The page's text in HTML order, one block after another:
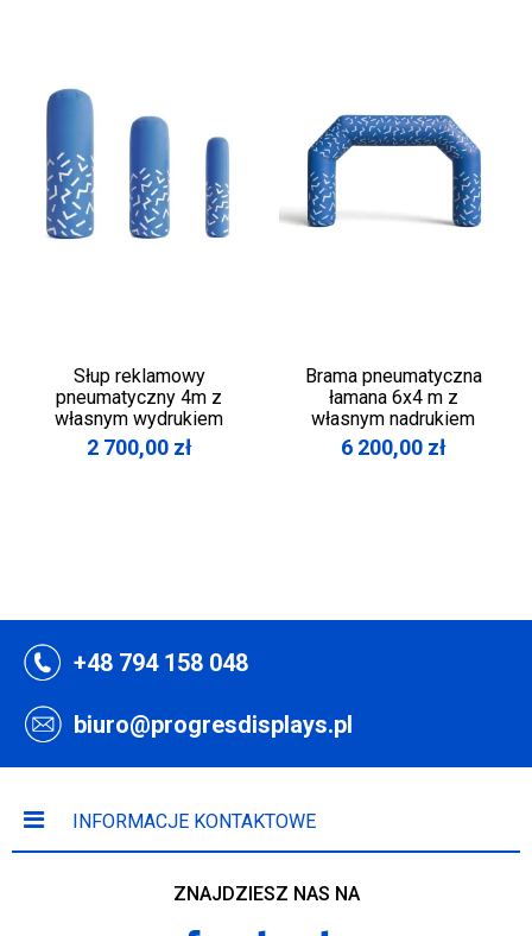
Słup reklamowy
pneumatyczny 4m z
własnym wydrukiem
2 700,00 zł
Brama pneumatyczna
łamana 6x4 m z
własnym nadrukiem
6 200,00 zł
+48 794 158 048
biuro@progresdisplays.pl
INFORMACJE KONTAKTOWE
ZNAJDZIESZ NAS NA